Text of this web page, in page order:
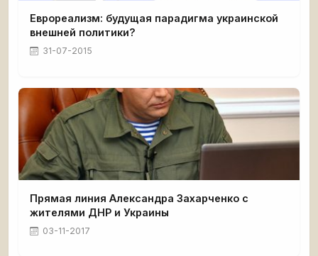
Еврореализм: будущая парадигма украинской
внешней политики?
31-07-2015
Прямая линия Александра Захарченко с
жителями ДНР и Украины
03-11-2017